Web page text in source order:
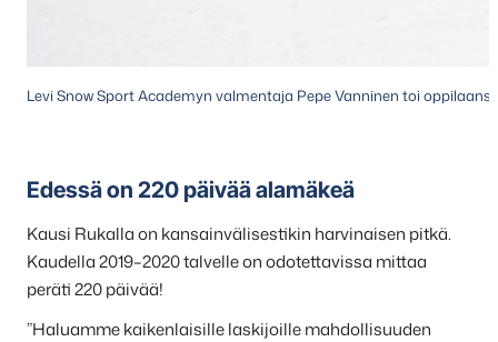
Levi Snow Sport Academyn valmentaja Pepe Vanninen toi
Edessä on 220 päivää alamäkeä
Kausi Rukalla on kansainvälisestikin harvinaisen pitkä.
Kaudella 2019–2020 talvelle on odotettavissa mittaa
peräti 220 päivää!
”Haluamme kaikenlaisille laskijoille mahdollisuuden